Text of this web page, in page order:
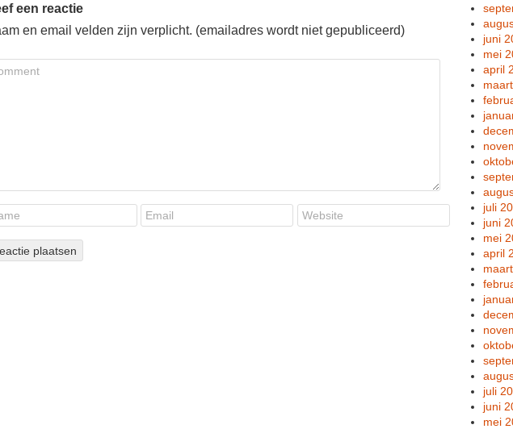
een reactie
en email velden zijn verplicht. (emailadres wordt niet gepubliceerd)
juni
mei
april
juli
juni
mei
april
juli
juni
mei